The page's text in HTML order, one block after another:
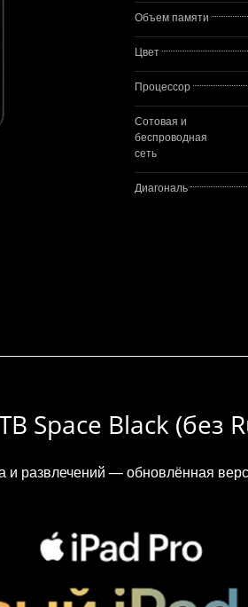
Объем памяти
Цвет
Процессор
Сотовая и
беспроводная
сеть
Диагональ
Space Black (без
развлечений — обновлённая